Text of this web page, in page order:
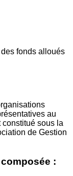
fonds alloués
au
sous la
de Gestion
: